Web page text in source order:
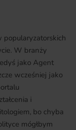
popularyzatorskich
W branży
jako Agent
wcześniej jako
i
bo chyba
mógłbym